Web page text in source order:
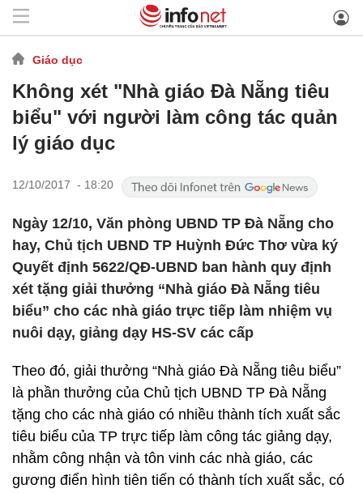
Giáo dục
Không xét "Nhà giáo Đà Nẵng tiêu
biểu" với người làm công tác quản
lý giáo dục
12/10/2017 - 18:20
Ngày 12/10, Văn phòng UBND TP Đà Nẵng cho
hay, Chủ tịch UBND TP Huỳnh Đức Thơ vừa ký
Quyết định 5622/QĐ-UBND ban hành quy định
xét tặng giải thưởng “Nhà giáo Đà Nẵng tiêu
biểu” cho các nhà giáo trực tiếp làm nhiệm vụ
nuôi dạy, giảng dạy HS-SV các cấp
Theo đó, giải thưởng “Nhà giáo Đà Nẵng tiêu biểu”
là phần thưởng của Chủ tịch UBND TP Đà Nẵng
tặng cho các nhà giáo có nhiều thành tích xuất sắc
tiêu biểu của TP trực tiếp làm công tác giảng dạy,
nhằm công nhận và tôn vinh các nhà giáo, các
gương điển hình tiên tiến có thành tích xuất sắc, có